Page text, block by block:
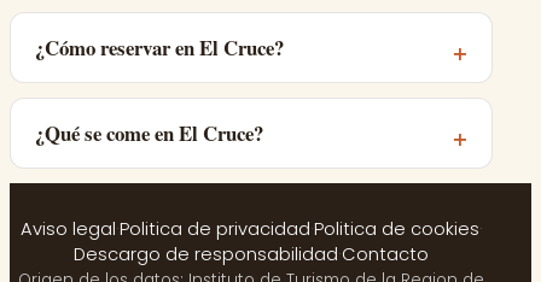
¿Cómo reservar en El Cruce?
¿Qué se come en El Cruce?
Aviso legal·Politica de privacidad·Politica de cookies·
Descargo de responsabilidad·Contacto